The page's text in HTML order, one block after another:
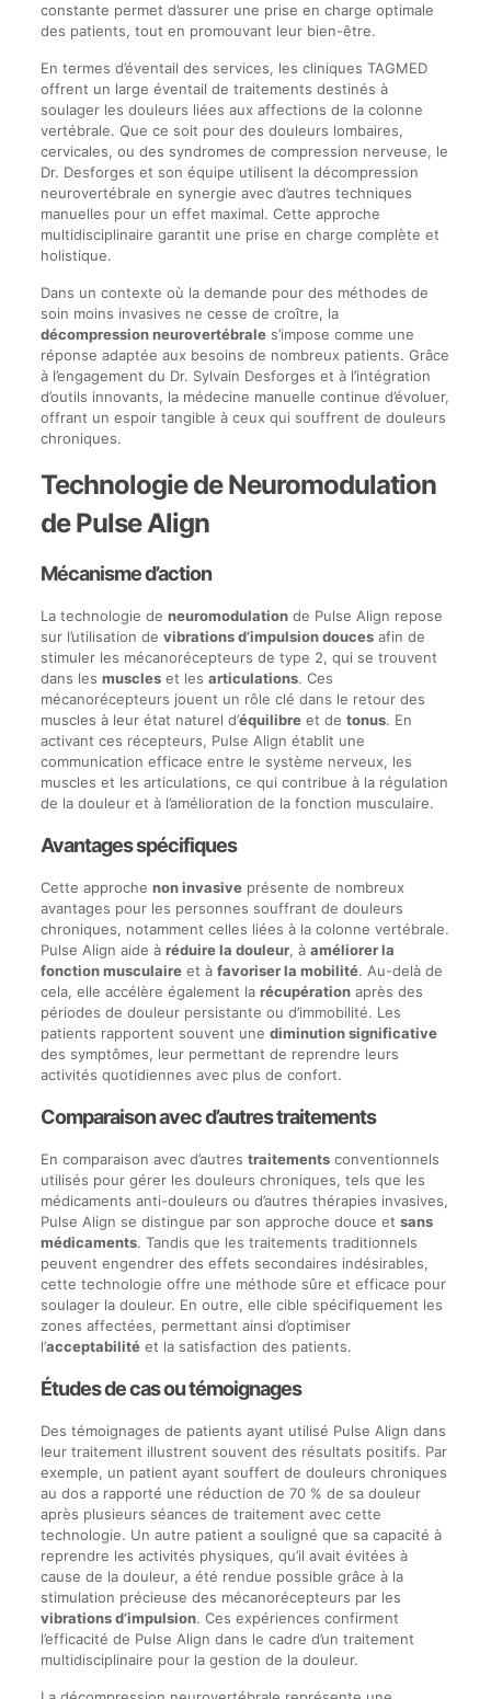
constante permet d’assurer une prise en charge optimale
des patients, tout en promouvant leur bien-être.
En termes d’éventail des services, les cliniques TAGMED
offrent un large éventail de traitements destinés à
soulager les douleurs liées aux affections de la colonne
vertébrale. Que ce soit pour des douleurs lombaires,
cervicales, ou des syndromes de compression nerveuse, le
Dr. Desforges et son équipe utilisent la décompression
neurovertébrale en synergie avec d’autres techniques
manuelles pour un effet maximal. Cette approche
multidisciplinaire garantit une prise en charge complète et
holistique.
Dans un contexte où la demande pour des méthodes de
soin moins invasives ne cesse de croître, la
décompression neurovertébrales’impose comme une
réponse adaptée aux besoins de nombreux patients. Grâce
à l’engagement du Dr. Sylvain Desforges et à l’intégration
d’outils innovants, la médecine manuelle continue d’évoluer,
offrant un espoir tangible à ceux qui souffrent de douleurs
chroniques.
Technologie de Neuromodulation
de Pulse Align
Mécanisme d’action
La technologie de neuromodulationde Pulse Align repose
sur l’utilisation de vibrations d’impulsion doucesafin de
stimuler les mécanorécepteurs de type 2, qui se trouvent
dans les muscleset les articulations. Ces
mécanorécepteurs jouent un rôle clé dans le retour des
muscles à leur état naturel d’équilibreet de tonus. En
activant ces récepteurs, Pulse Align établit une
communication efficace entre le système nerveux, les
muscles et les articulations, ce qui contribue à la régulation
de la douleur et à l’amélioration de la fonction musculaire.
Avantages spécifiques
Cette approche non invasiveprésente de nombreux
avantages pour les personnes souffrant de douleurs
chroniques, notamment celles liées à la colonne vertébrale.
Pulse Align aide à réduire la douleur, à améliorer la
fonction musculaireet à favoriser la mobilité. Au-delà de
cela, elle accélère également la récupérationaprès des
périodes de douleur persistante ou d’immobilité. Les
patients rapportent souvent une diminution significative
des symptômes, leur permettant de reprendre leurs
activités quotidiennes avec plus de confort.
Comparaison avec d’autres traitements
En comparaison avec d’autres traitementsconventionnels
utilisés pour gérer les douleurs chroniques, tels que les
médicaments anti-douleurs ou d’autres thérapies invasives,
Pulse Align se distingue par son approche douce et sans
médicaments. Tandis que les traitements traditionnels
peuvent engendrer des effets secondaires indésirables,
cette technologie offre une méthode sûre et efficace pour
soulager la douleur. En outre, elle cible spécifiquement les
zones affectées, permettant ainsi d’optimiser
l’acceptabilitéet la satisfaction des patients.
Études de cas ou témoignages
Des témoignages de patients ayant utilisé Pulse Align dans
leur traitement illustrent souvent des résultats positifs. Par
exemple, un patient ayant souffert de douleurs chroniques
au dos a rapporté une réduction de 70 % de sa douleur
après plusieurs séances de traitement avec cette
technologie. Un autre patient a souligné que sa capacité à
reprendre les activités physiques, qu’il avait évitées à
cause de la douleur, a été rendue possible grâce à la
stimulation précieuse des mécanorécepteurs par les
vibrations d’impulsion. Ces expériences confirment
l’efficacité de Pulse Align dans le cadre d’un traitement
multidisciplinaire pour la gestion de la douleur.